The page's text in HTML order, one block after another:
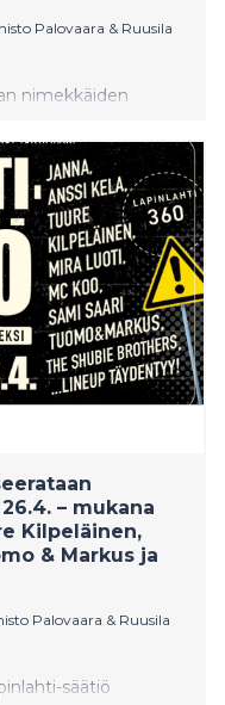
Palovaara & Ruusila
nimekkäiden
Haavisto on
säätiö
rakennusten
ja
turvaamaan
ja kulttuurityön
jatkuminen
ja voittoa
ja
omistajan.
– mukana
Kilpeläinen,
& Markus ja
Palovaara & Ruusila
säätiö